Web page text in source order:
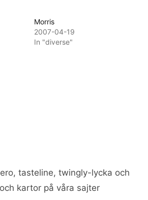
Morris
2007-04-19
In "diverse"
tasteline, twingly-lycka och
kartor på våra sajter